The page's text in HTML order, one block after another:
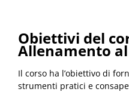
Obiettivi del
Allenamento
Il corso ha l’obiettivo di
strumenti pratici e